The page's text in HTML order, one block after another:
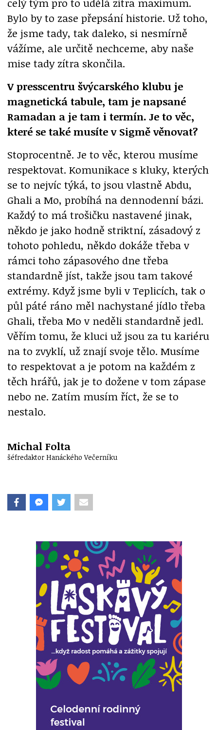
Bylo by to zase přepsání historie. Už toho,
že jsme tady, tak daleko, si nesmírně
vážíme, ale určitě nechceme, aby naše
mise tady zítra skončila.
V presscentru švýcarského klubu je
magnetická tabule, tam je napsané
Ramadan a je tam i termín. Je to věc,
které se také musíte v Sigmě věnovat?
Stoprocentně. Je to věc, kterou musíme
respektovat. Komunikace s kluky, kterých
se to nejvíc týká, to jsou vlastně Abdu,
Ghali a Mo, probíhá na dennodenní bázi.
Každý to má trošičku nastavené jinak,
někdo je jako hodně striktní, zásadový z
tohoto pohledu, někdo dokáže třeba v
rámci toho zápasového dne třeba
standardně jíst, takže jsou tam takové
extrémy. Když jsme byli v Teplicích, tak o
půl páté ráno měl nachystané jídlo třeba
Ghali, třeba Mo v neděli standardně jedl.
Věřím tomu, že kluci už jsou za tu kariéru
na to zvyklí, už znají svoje tělo. Musíme
to respektovat a je potom na každém z
těch hrářů, jak je to dožene v tom zápase
nebo ne. Zatím musím říct, že se to
nestalo.
Michal Folta
šéfredaktor Hanáckého Večerníku